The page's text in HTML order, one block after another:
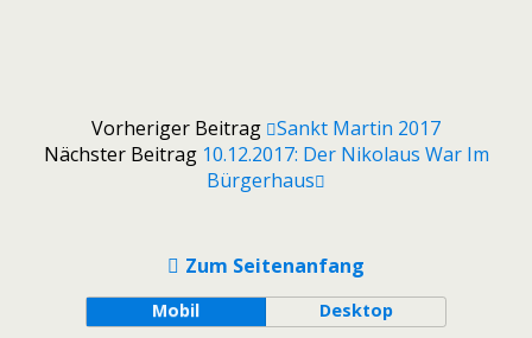
Vorheriger Beitrag Sankt Martin 2017
Nächster Beitrag 10.12.2017: Der Nikolaus War Im
Bürgerhaus
Zum Seitenanfang
Mobil Desktop